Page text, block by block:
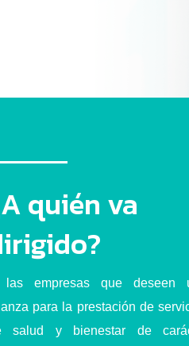
quién va
empresas que deseen
para la prestación de
salud y bienestar de